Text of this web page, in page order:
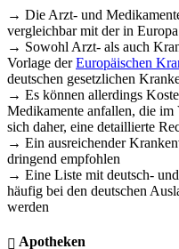
→ Die Arzt- und
vergleichbar mit der in Europa
→ Sowohl Arzt- als auch
Vorlage derEuropäischen
deutschen gesetzlichen
→ Es können allerdings
Medikamente anfallen, die im
sich daher, eine detaillierte
→ Ein ausreichender
dringend empfohlen
→ Eine Liste mit deutsch-
häufig bei den deutschen
werden
Apotheken